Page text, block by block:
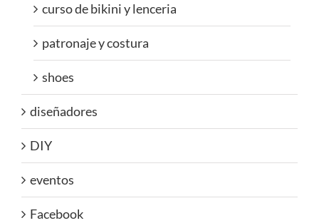
curso de bikini y lenceria
patronaje y costura
shoes
diseñadores
DIY
eventos
Facebook